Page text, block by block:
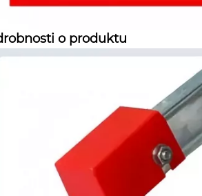
o produktu